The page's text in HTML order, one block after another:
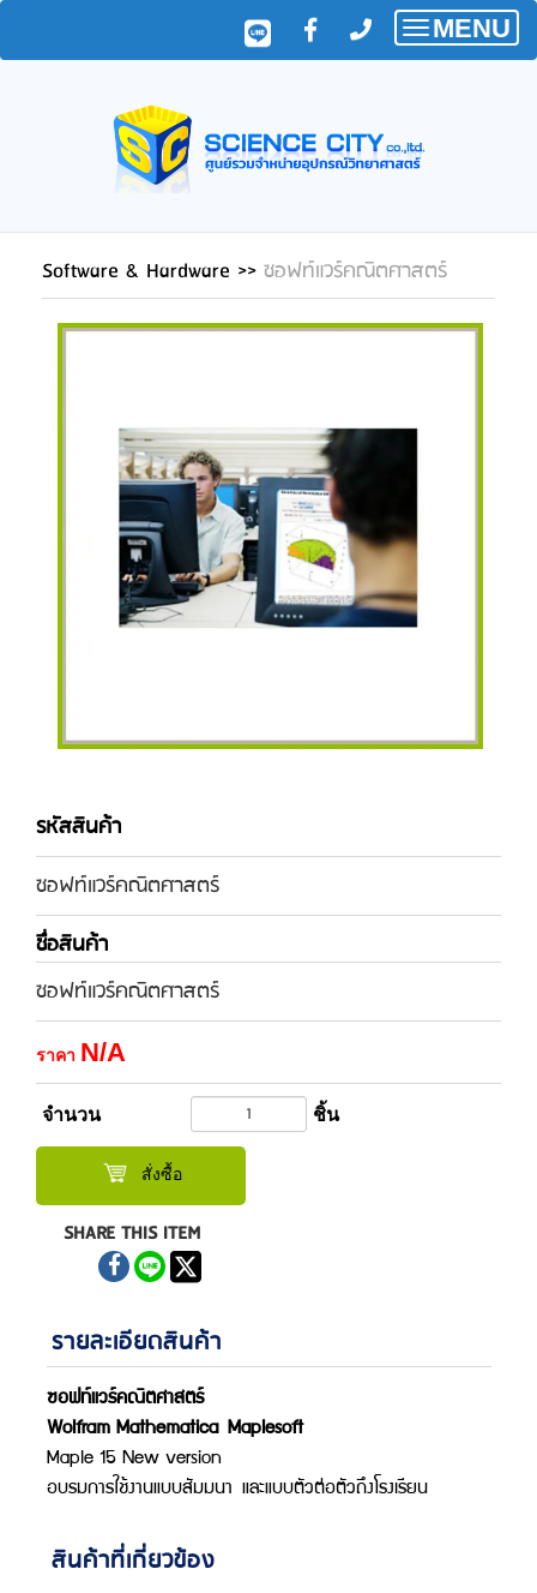
Toggle
MENU
Software & Hardware >> ซอฟท์แวร์คณิตศาสตร์
รหัสสินค้า
ซอฟท์แวร์คณิตศาสตร์
ชื่อสินค้า
ซอฟท์แวร์คณิตศาสตร์
ราคา N/A
จำนวน ชิ้น
สั่งซื้อ
SHARE THIS ITEM
รายละเอียดสินค้า
ซอฟท์แวร์คณิตศาสตร์
Wolfram Mathematica
Maplesoft
Maple 15 New version
อบรมการใช้งานแบบสัมมนา
และแบบตัวต่อตัวถึงโรงเรียน
สินค้าที่เกี่ยวข้อง